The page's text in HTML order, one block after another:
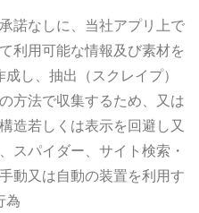
諾なしに、当社アプリ上で
利用可能な情報及び素材を
し、抽出（スクレイプ）
方法で収集するため、又は
造若しくは表示を回避し又
スパイダー、サイト検索・
動又は自動の装置を利用す
為